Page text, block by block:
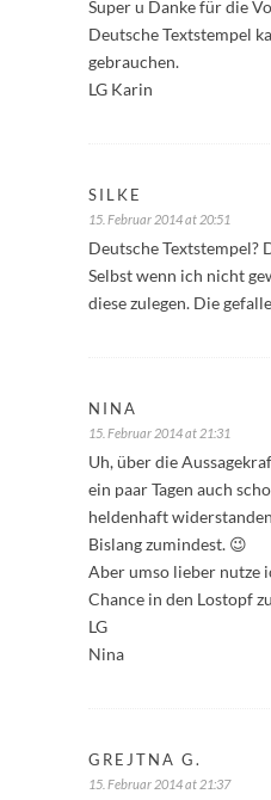
Super u Danke für die
Deutsche Textstempel
gebrauchen.
LG Karin
SILKE
15. Februar 2014 at 20:51
Deutsche Textstempel?
Selbst wenn ich nicht
diese zulegen. Die
NINA
15. Februar 2014 at 21:31
Uh, über die
ein paar Tagen auch
heldenhaft
Bislang zumindest. 😉
Aber umso lieber nutze
Chance in den Lostopf
LG
Nina
GREJTNA G.
15. Februar 2014 at 21:37